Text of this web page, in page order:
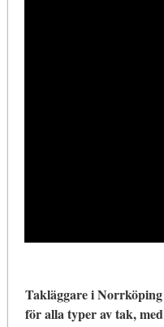
Takläggare i
för alla typer av tak,